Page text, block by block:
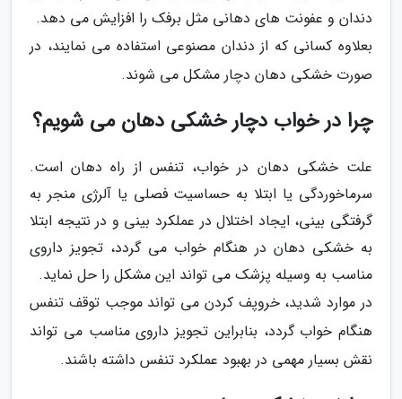
دندان و عفونت های دهانی مثل برفک را افزایش می دهد.
بعلاوه کسانی که از دندان مصنوعی استفاده می نمایند، در
صورت خشکی دهان دچار مشکل می شوند.
چرا در خواب دچار خشکی دهان می شویم؟
علت خشکی دهان در خواب، تنفس از راه دهان است.
سرماخوردگی یا ابتلا به حساسیت فصلی یا آلرژی منجر به
گرفتگی بینی، ایجاد اختلال در عملکرد بینی و در نتیجه ابتلا
به خشکی دهان در هنگام خواب می گردد، تجویز داروی
مناسب به وسیله پزشک می تواند این مشکل را حل نماید.
در موارد شدید، خروپف کردن می تواند موجب توقف تنفس
هنگام خواب گردد، بنابراین تجویز داروی مناسب می تواند
نقش بسیار مهمی در بهبود عملکرد تنفس داشته باشند.